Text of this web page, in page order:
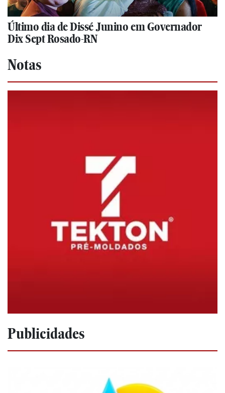
Último dia de Dissé Junino em Governador
Dix Sept Rosado-RN
Notas
Publicidades